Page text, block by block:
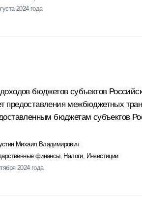
2024 года
бюджетов субъектов
предоставления межбюджетных
бюджетам субъектов
Михаил Владимирович
финансы, Налоги, Инвестиции
2024 года